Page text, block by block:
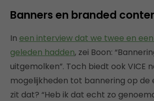
Banners en branded
In een interview dat we twee en
geleden hadden, zei Boon:
uitgemolken”. Toch biedt ook VICE
mogelijkheden tot bannering op de
zit dat? “Heb ik dat echt zo